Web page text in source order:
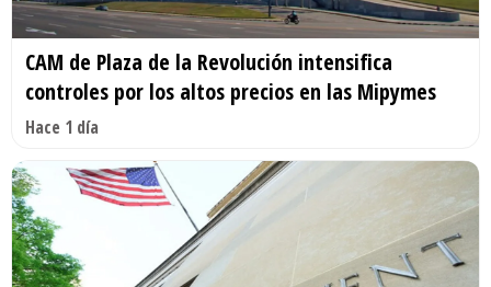
CAM de Plaza de la Revolución intensifica
controles por los altos precios en las Mipymes
Hace 1 día